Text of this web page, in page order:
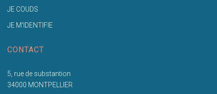
JE COUDS
JE M'IDENTIFIE
CONTACT
5, rue de substantion
34000 MONTPELLIER